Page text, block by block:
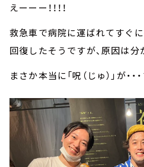
えーーー！！！！
救急車で病院に運ばれてすぐ
回復したそうですが、原因は分か
まさか本当に「呪（じゅ）」が・・